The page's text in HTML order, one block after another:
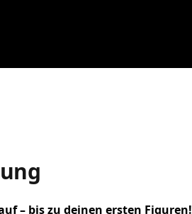
– bis zu deinen ersten Figuren!